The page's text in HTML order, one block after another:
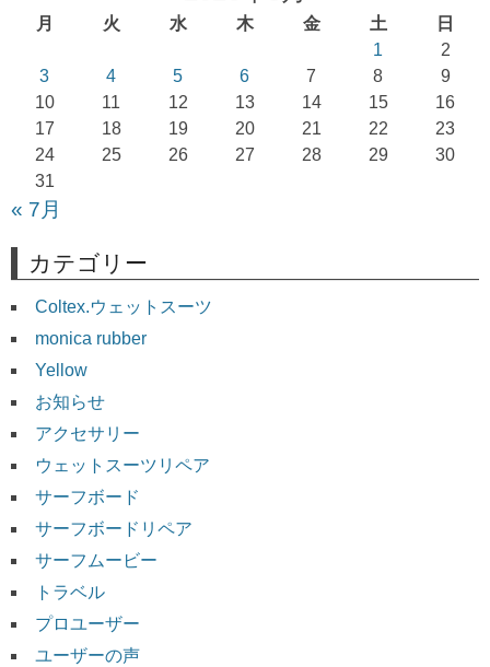
月 火 水 木 金 土
日
1
2
3
4 5 6 7 8
9
10
11 12 13 14 15
16
17
18 19 20 21 22
23
24
25 26 27 28 29
30
31
« 7月
カテゴリー
Coltex.ウェットスーツ
monica rubber
Yellow
お知らせ
アクセサリー
ウェットスーツリペア
サーフボード
サーフボードリペア
サーフムービー
トラベル
プロユーザー
ユーザーの声